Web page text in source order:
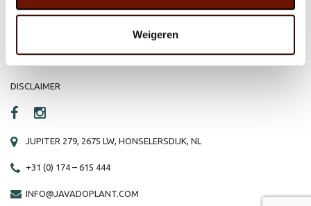
Weigeren
PRODUCTEN VACATURE
PRIVACY STATEMENT
DISCLAIMER
JUPITER 279, 2675 LW, HONSELERSDIJK, NL
+31 (0) 174 – 615 444
INFO@JAVADOPLANT.COM